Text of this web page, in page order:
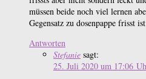
müssen beide noch viel lernen
Gegensatz zu dosenpappe frisst
Antworten
Stefanie sagt:
25. Juli 2020 um 17:06